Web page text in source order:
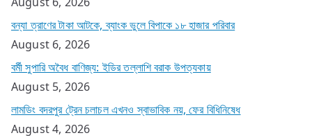
বন্যা ত্রাণের টাকা আটকে, ব্যাংক ভুলে বিপাকে ১৮ হাজার পরিবার
August 6, 2026
বর্মী সুপারি অবৈধ বাণিজ্য: ইডির তল্লাশি বরাক উপত্যকায়
August 5, 2026
লামডিং বদরপুর ট্রেন চলাচল এখনও স্বাভাবিক নয়, ফের বিধিনিষেধ
August 4, 2026